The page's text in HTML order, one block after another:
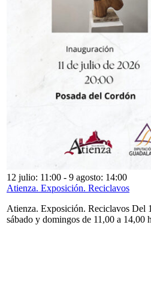
12 julio: 11:00 - 9 agosto: 14:00
Atienza. Exposición. Reciclavos
Atienza. Exposición. Reciclavos Del
sábado y domingos de 11,00 a 14,00